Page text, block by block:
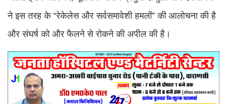
ने इस तरह के “रेकेलेस और सर्वसमावेशी हमलों” की आलोचना की है
और संघर्ष को और फैलने से रोकने की अपील की है।